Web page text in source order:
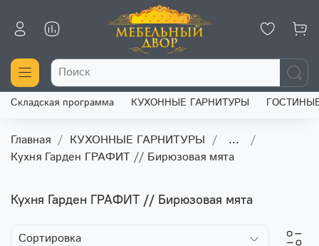
Складская программа КУХОННЫЕ ГАРНИТУРЫ
Главная КУХОННЫЕ ГАРНИТУРЫ
...
Кухня Гарден ГРАФИТ // Бирюзовая мята
Кухня Гарден ГРАФИТ // Бирюзовая мята